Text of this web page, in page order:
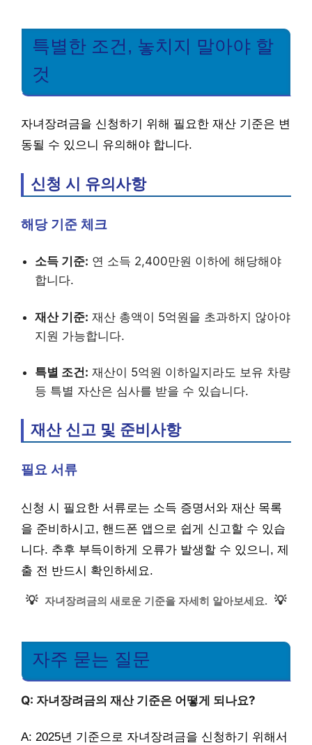
특별한 조건, 놓치지 말아야 할
것
자녀장려금을 신청하기 위해 필요한 재산 기준은 변
동될 수 있으니 유의해야 합니다.
신청 시 유의사항
해당 기준 체크
소득 기준: 연 소득 2,400만원 이하에 해당해야
합니다.
재산 기준: 재산 총액이 5억원을 초과하지 않아야
지원 가능합니다.
특별 조건: 재산이 5억원 이하일지라도 보유 차량
등 특별 자산은 심사를 받을 수 있습니다.
재산 신고 및 준비사항
필요 서류
신청 시 필요한 서류로는 소득 증명서와 재산 목록
을 준비하시고, 핸드폰 앱으로 쉽게 신고할 수 있습
니다. 추후 부득이하게 오류가 발생할 수 있으니, 제
출 전 반드시 확인하세요.
💡 자녀장려금의 새로운 기준을 자세히 알아보세요. 💡
자주 묻는 질문
Q: 자녀장려금의 재산 기준은 어떻게 되나요?
A: 2025년 기준으로 자녀장려금을 신청하기 위해서